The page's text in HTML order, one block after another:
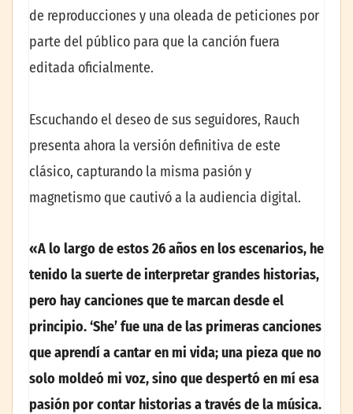
de reproducciones y una oleada de peticiones por
parte del público para que la canción fuera
editada oficialmente.
Escuchando el deseo de sus seguidores, Rauch
presenta ahora la versión definitiva de este
clásico, capturando la misma pasión y
magnetismo que cautivó a la audiencia digital.
«A lo largo de estos 26 años en los escenarios, he
tenido la suerte de interpretar grandes historias,
pero hay canciones que te marcan desde el
principio. ‘She’ fue una de las primeras canciones
que aprendí a cantar en mi vida; una pieza que no
solo moldeó mi voz, sino que despertó en mí esa
pasión por contar historias a través de la música.